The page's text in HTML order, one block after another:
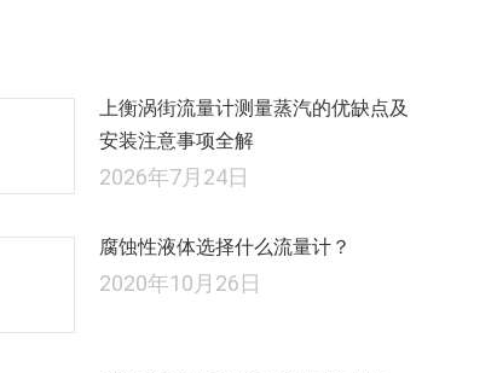
上衡涡街流量计测量蒸汽的优缺点及
安装注意事项全解
2026年7月24日
腐蚀性液体选择什么流量计？
2020年10月26日